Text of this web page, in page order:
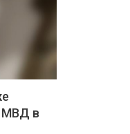
МВД в